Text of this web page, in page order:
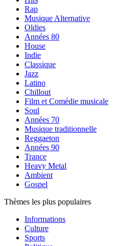
Rap
Musique Alternative
Oldies
Années 80
House
Indie
Classique
Jazz
Latino
Chillout
Film et Comédie musicale
Soul
Années 70
Musique traditionnelle
Reggaeton
Années 90
Trance
Heavy Metal
Ambient
Gospel
Thèmes les plus populaires
Informations
Culture
Sports